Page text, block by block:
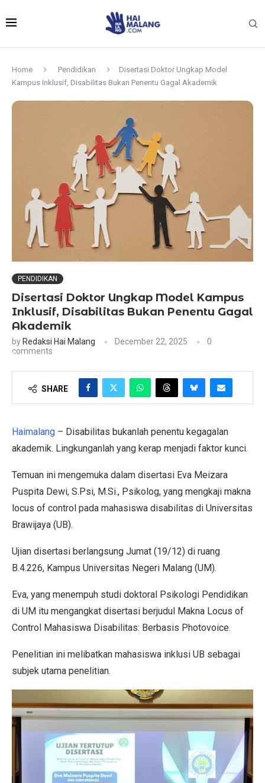
Home Pendidikan
Disertasi Doktor Ungkap Model
Kampus Inklusif, Disabilitas Bukan Penentu Gagal Akademik
PENDIDIKAN
Disertasi Doktor Ungkap Model Kampus
Inklusif, Disabilitas Bukan Penentu Gagal
Akademik
by Redaksi Hai Malang December 22, 2025
0
comments
SHARE
Haimalang – Disabilitas bukanlah penentu kegagalan
akademik. Lingkunganlah yang kerap menjadi faktor kunci.
Temuan ini mengemuka dalam disertasi Eva Meizara
Puspita Dewi, S.Psi, M.Si., Psikolog, yang mengkaji makna
locus of control pada mahasiswa disabilitas di Universitas
Brawijaya (UB).
Ujian disertasi berlangsung Jumat (19/12) di ruang
B.4.226, Kampus Universitas Negeri Malang (UM).
Eva, yang menempuh studi doktoral Psikologi Pendidikan
di UM itu mengangkat disertasi berjudul Makna Locus of
Control Mahasiswa Disabilitas: Berbasis Photovoice.
Penelitian ini melibatkan mahasiswa inklusi UB sebagai
subjek utama penelitian.